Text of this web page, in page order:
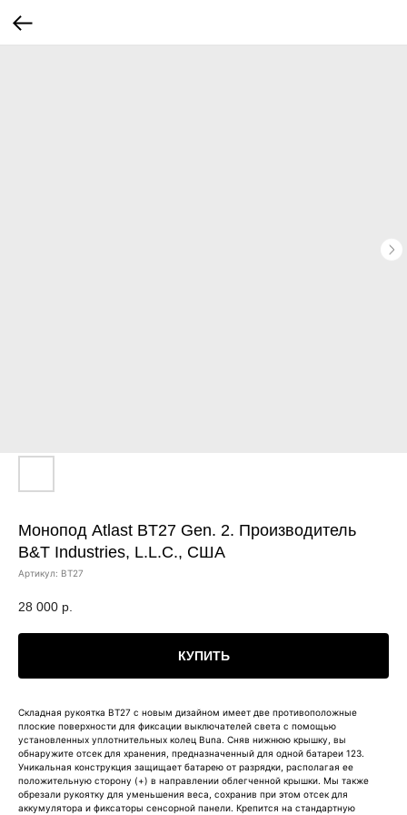
Монопод Atlast BT27 Gen. 2. Производитель
B&T Industries, L.L.C., США
Артикул: BT27
28 000 р.
КУПИТЬ
Складная рукоятка BT27 с новым дизайном имеет две противоположные
плоские поверхности для фиксации выключателей света с помощью
установленных уплотнительных колец Buna. Сняв нижнюю крышку, вы
обнаружите отсек для хранения, предназначенный для одной батареи 123.
Уникальная конструкция защищает батарею от разрядки, располагая ее
положительную сторону (+) в направлении облегченной крышки. Мы также
обрезали рукоятку для уменьшения веса, сохранив при этом отсек для
аккумулятора и фиксаторы сенсорной панели. Крепится на стандартную